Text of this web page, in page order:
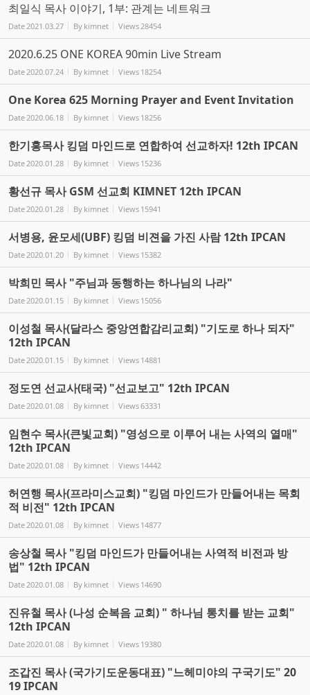
최일식 목사 이야기, 1부: 관계는 네트워크
Date2021.03.27 By kimnet Views28454
2020.6.25 ONE KOREA 90min Live Stream
Date2020.07.24 By kimnet Views 18254
One Korea 625 Morning Prayer and Event Invitation
Date2020.06.18 By kimnet Views 18256
한기홍목사 킹덤 마인드로 연합하여 선교하자! 12th IPCAN
Date2020.01.28 By kimnet Views 15236
황선규 목사 GSM 선교회 KIMNET 12th IPCAN
Date2020.01.28 By kimnet Views 15941
서병용, 윤모세(UBF) 킹덤 비젼을 가진 사람 12th IPCAN
Date2020.01.20 By kimnet Views 15382
박희민 목사 "주님과 동행하는 하나님의 나라"
Date2020.01.15 By kimnet Views 15056
이성철 목사(달라스 중앙연합감리교회) "기도로 하나 되자"
12th IPCAN
Date2020.01.15 By kimnet Views 14881
정도연 선교사(태국) "선교보고" 12th IPCAN
Date2020.01.08 By kimnet Views63331
임현수 목사(큰빛교회) "영성으로 이루어 내는 사역의 열매"
12th IPCAN
Date2020.01.08 By kimnet Views 14442
허연행 목사(프라미스교회) "킹덤 마인드가 만들어내는 목회
적 비전" 12th IPCAN
Date2020.01.08 By kimnet Views 14877
송상철 목사 "킹덤 마인드가 만들어내는 사역적 비전과 방
법" 12th IPCAN
Date2020.01.08 By kimnet Views 14690
진유철 목사 (나성 순복음 교회) " 하나님 통치를 받는 교회"
12th IPCAN
Date2020.01.08 By kimnet Views 19380
조갑진 목사 (국가기도운동대표) "느헤미야의 구국기도" 20
19 IPCAN